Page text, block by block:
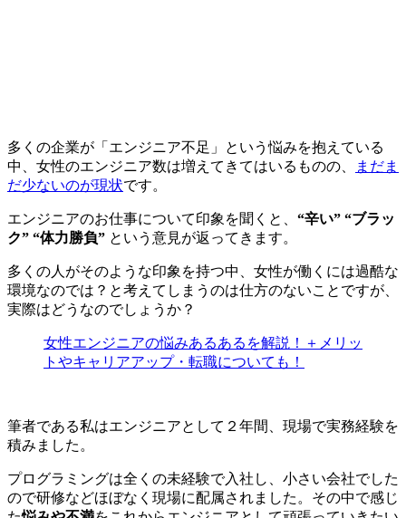
多くの企業が「エンジニア不足」という悩みを抱えている
中、女性のエンジニア数は増えてきてはいるものの、
まだま
だ少ないのが現状です。
エンジニアのお仕事について印象を聞くと、 “辛い” “ブラッ
ク” “体力勝負” という意見が返ってきます。
多くの人がそのような印象を持つ中、女性が働くには過酷な
環境なのでは？と考えてしまうのは仕方のないことですが、
実際はどうなのでしょうか？
女性エンジニアの悩みあるあるを解説！＋メリッ
トやキャリアアップ・転職についても！
筆者である私はエンジニアとして２年間、現場で実務経験を
積みました。
プログラミングは全くの未経験で入社し、小さい会社でした
ので研修などほぼなく現場に配属されました。その中で感じ